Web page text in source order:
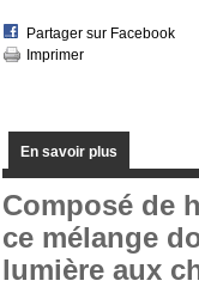
Partager sur Facebook
Imprimer
En savoir plus
Composé de
ce mélange
lumière aux